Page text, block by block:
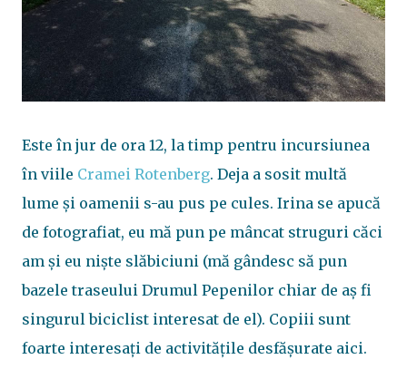
Este în jur de ora 12, la timp pentru incursiunea
în viile Cramei Rotenberg. Deja a sosit multă
lume și oamenii s-au pus pe cules. Irina se apucă
de fotografiat, eu mă pun pe mâncat struguri căci
am și eu niște slăbiciuni (mă gândesc să pun
bazele traseului Drumul Pepenilor chiar de aș fi
singurul biciclist interesat de el). Copiii sunt
foarte interesați de activitățile desfășurate aici.